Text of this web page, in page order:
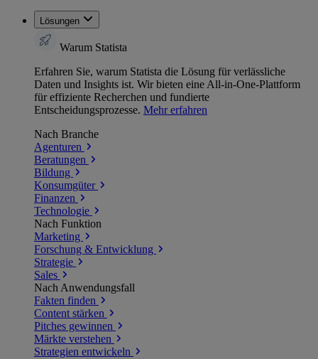
Lösungen
Warum Statista
Erfahren Sie, warum Statista die Lösung für verlässliche
Daten und Insights ist. Wir bieten eine All-in-One-Plattform
für effiziente Recherchen und fundierte
Entscheidungsprozesse. Mehr erfahren
Nach Branche
Agenturen
Beratungen
Bildung
Konsumgüter
Finanzen
Technologie
Nach Funktion
Marketing
Forschung & Entwicklung
Strategie
Sales
Nach Anwendungsfall
Fakten finden
Content stärken
Pitches gewinnen
Märkte verstehen
Strategien entwickeln